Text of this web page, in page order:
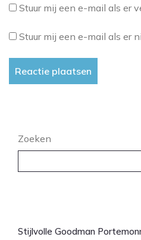
Stuur mij een e-mail als er
Stuur mij een e-mail als er
Zoeken
Stijlvolle Goodman